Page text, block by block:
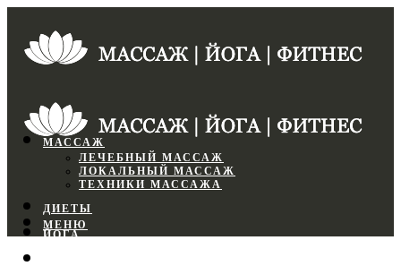
МАССАЖ
ЛЕЧЕБНЫЙ МАССАЖ
ЛОКАЛЬНЫЙ МАССАЖ
ТЕХНИКИ МАССАЖА
ДИЕТЫ
ЙОГА
МЕНЮ